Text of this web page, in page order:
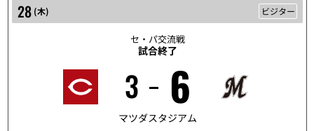
28 (木) ビジター
セ・パ交流戦
試合終了
3 6
マツダスタジアム